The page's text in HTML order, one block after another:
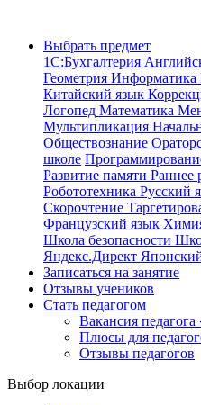
Выбрать предмет
1С:Бухгалтерия
Геометрия Информатика
Китайский язык
Логопед Математика
Мультипликация
Обществознание
школе
Развитие памяти Раннее
Робототехника Русский
Скорочтение
Французский язык
Школа безопасности
Яндекс.Директ
Записаться на занятие
Отзывы учеников
Стать педагогом
Вакансия
Плюсы для
Отзывы педагогов
Выбор локации